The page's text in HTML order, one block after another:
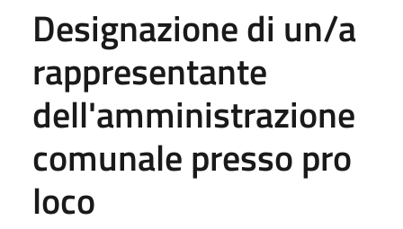
Designazione di un/a
rappresentante
dell'amministrazione
comunale presso pro
loco